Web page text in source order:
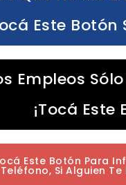
Este Botón
Empleos
¡Tocá
Este Botón Para
Si Alguien